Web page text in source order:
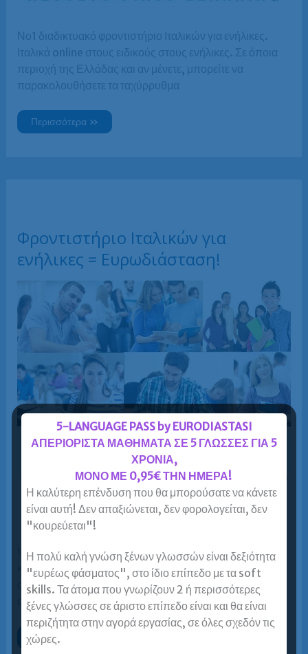
Νο1 διαδικτυακό φροντιστήριο Ιταλικών για ενήλικες.
Ιταλικά online στους ειδικούς στους ενήλικες. Σε όποια
περιοχή της Ελλάδας και αν μένετε, μπορείτε να
παρακολουθήσετε τα ταχύρρυθμα
Μαθήματα
Ιταλικών
Περισσότερα »
Φροντιστήριο Ιταλικών για
ενήλικες = Ευρωδιάσταση!
Φροντιστήρια Ιταλικών υπάρχουν πολλά. Εσχάτως, όλο
και περισσότερα από αυτά αυτοαποκαλούνται “ειδικοί
στους ενήλικες”, χωρίς φυσικά αυτός ο «τίτλος» να
ανταποκρίνεται στην πραγματικότητα. Επιλέγοντας
Φροντιστήριο
Ιταλικών
Περισσότερα »
5-LANGUAGE PASS by EURODIASTASI
ΑΠΕΡΙΟΡΙΣΤΑ ΜΑΘΗΜΑΤΑ ΣΕ 5 ΓΛΩΣΣΕΣ ΓΙΑ 5
ΧΡΟΝΙΑ,
ΜΟΝΟ ΜΕ 0,95€ ΤΗΝ ΗΜΕΡΑ!
Η καλύτερη επένδυση που θα μπορούσατε να κάνετε
είναι αυτή! Δεν απαξιώνεται, δεν φορολογείται, δεν
"κουρεύεται"!
Η πολύ καλή γνώση ξένων γλωσσών είναι δεξιότητα
"ευρέως φάσματος", στο ίδιο επίπεδο με τα soft
skills. Τα άτομα που γνωρίζουν 2 ή περισσότερες
ξένες γλώσσες σε άριστο επίπεδο είναι και θα είναι
περιζήτητα στην αγορά εργασίας, σε όλες σχεδόν τις
χώρες.